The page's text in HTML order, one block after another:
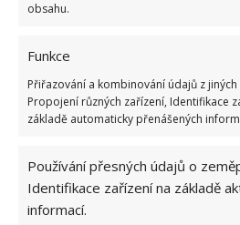
obsahu.
Funkce
Přiřazování a kombinování údajů z
Propojení různých zařízení, Identifikace
základě automaticky přenášených
Používání přesných údajů o
Identifikace zařízení na základě
informací.